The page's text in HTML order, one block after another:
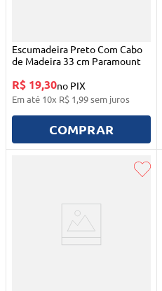
Escumadeira Preto Com Cabo
de Madeira 33 cm Paramount
R$ 19,30no PIX
Em até 10x R$ 1,99sem juros
COMPRAR